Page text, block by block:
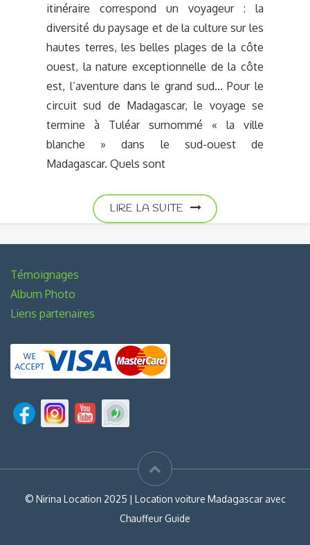
itinéraire correspond un voyageur : la
diversité du paysage et de la culture sur les
hautes terres, les belles plages de la côte
ouest, la nature exceptionnelle de la côte
est, l’aventure dans le grand sud… Pour le
circuit sud de Madagascar, le voyage se
termine à Tuléar surnommé « la ville
blanche » dans le sud-ouest de
Madagascar. Quels sont
LIRE LA SUITE
Témoignages
Album Photo
Liens partenaires
© Nirina Location 2025 | Location voiture Madagascar avec
Chauffeur Guide